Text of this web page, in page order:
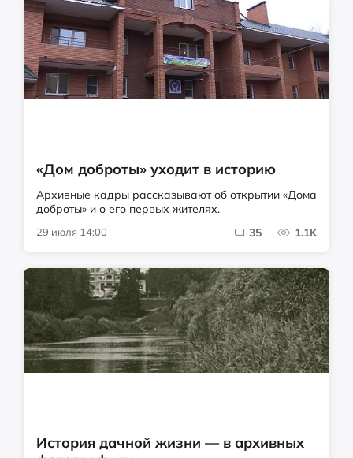
«Дом доброты» уходит в историю
Архивные кадры рассказывают об открытии «Дома
доброты» и о его первых жителях.
29 июля 14:00 35 1.1K
История дачной жизни — в архивных